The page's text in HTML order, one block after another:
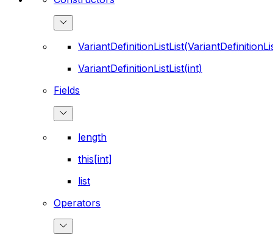
VariantDefinitionListList(int)
Fields
length
this[int]
list
Operators